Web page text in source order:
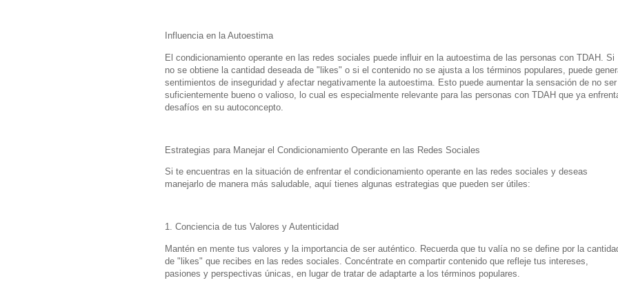
Influencia en la Autoestima
El condicionamiento operante en las redes sociales puede influir en la autoestima de las personas con TDAH. Si
no se obtiene la cantidad deseada de "likes" o si el contenido no se ajusta a los términos populares, puede
sentimientos de inseguridad y afectar negativamente la autoestima. Esto puede aumentar la sensación de no
suficientemente bueno o valioso, lo cual es especialmente relevante para las personas con TDAH que ya
desafíos en su autoconcepto.
Estrategias para Manejar el Condicionamiento Operante en las Redes Sociales
Si te encuentras en la situación de enfrentar el condicionamiento operante en las redes sociales y deseas
manejarlo de manera más saludable, aquí tienes algunas estrategias que pueden ser útiles:
1. Conciencia de tus Valores y Autenticidad
Mantén en mente tus valores y la importancia de ser auténtico. Recuerda que tu valía no se define por la
de "likes" que recibes en las redes sociales. Concéntrate en compartir contenido que refleje tus intereses,
pasiones y perspectivas únicas, en lugar de tratar de adaptarte a los términos populares.